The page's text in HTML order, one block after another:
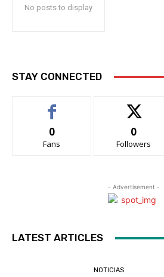
No posts to display
STAY CONNECTED
0
Fans
0
Followers
- Advertisement -
LATEST ARTICLES
NOTICIAS